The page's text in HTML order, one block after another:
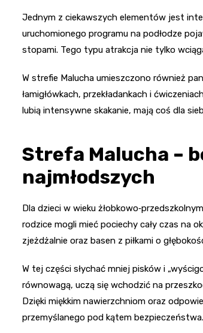
Jednym z ciekawszych elementów jest
uruchomionego programu na podłodze
stopami. Tego typu atrakcja nie tylko
W strefie Malucha umieszczono również
łamigłówkach, przekładankach i
lubią intensywne skakanie, mają coś dla
Strefa Malucha –
najmłodszych
Dla dzieci w wieku
rodzice mogli mieć pociechy cały czas na
zjeżdżalnie oraz basen z piłkami o
W tej części słychać mniej pisków i
równowagą, uczą się wchodzić na
Dzięki miękkim nawierzchniom oraz
przemyślanego pod kątem bezpieczeństwa.